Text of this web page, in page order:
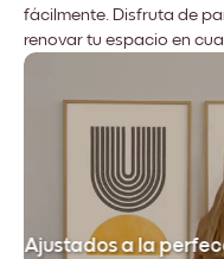
fácilmente. Disfruta de
renovar tu espacio en
Ajustados a la